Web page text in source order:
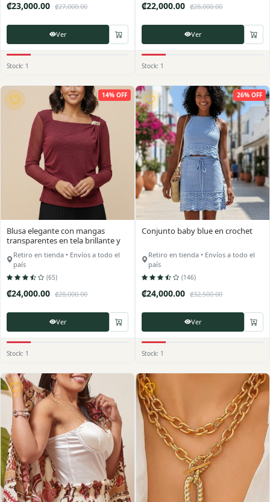
₡23,000.00 ₡27,000.00
Ver
Stock: 1
₡22,000.00 ₡28,000.00
Ver
Stock: 1
14% OFF
Blusa elegante con mangas
transparentes en tela brillante y
delicado broche dorado lateral
Retiro en tienda • Envíos a todo el
país
(65)
₡24,000.00 ₡28,000.00
Ver
Stock: 1
26% OFF
Conjunto baby blue en crochet
Retiro en tienda • Envíos a todo el
país
(146)
₡24,000.00 ₡32,500.00
Ver
Stock: 1